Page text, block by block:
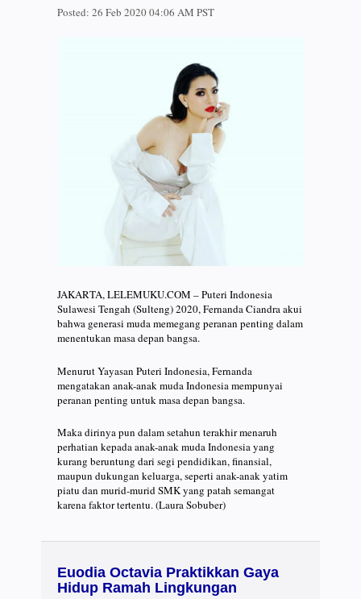
Posted: 26 Feb 2020 04:06 AM PST
JAKARTA, LELEMUKU.COM – Puteri Indonesia
Sulawesi Tengah (Sulteng) 2020, Fernanda Ciandra akui
bahwa generasi muda memegang peranan penting dalam
menentukan masa depan bangsa.
Menurut Yayasan Puteri Indonesia, Fernanda
mengatakan anak-anak muda Indonesia mempunyai
peranan penting untuk masa depan bangsa.
Maka dirinya pun dalam setahun terakhir menaruh
perhatian kepada anak-anak muda Indonesia yang
kurang beruntung dari segi pendidikan, finansial,
maupun dukungan keluarga, seperti anak-anak yatim
piatu dan murid-murid SMK yang patah semangat
karena faktor tertentu. (Laura Sobuber)
Euodia Octavia Praktikkan Gaya
Hidup Ramah Lingkungan